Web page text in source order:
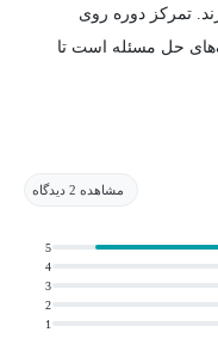
تمرکز دوره روی
حل مسئله است تا
گاما و حل مثال‌های
مشاهده 2 دیدگاه
1
2
3
4
5